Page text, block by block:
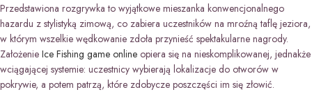
Przedstawiona rozgrywka to wyjątkowe mieszanka konwencjonalnego
hazardu z stylistyką zimową, co zabiera uczestników na mroźną taflę jeziora,
w którym wszelkie wędkowanie zdoła przynieść spektakularne nagrody.
Założenie Ice Fishing game online opiera się na nieskomplikowanej, jednakże
wciągającej systemie: uczestnicy wybierają lokalizacje do otworów w
pokrywie, a potem patrzą, które zdobycze poszczęści im się złowić.